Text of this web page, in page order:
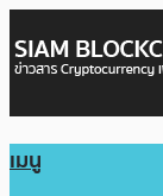
เมนู